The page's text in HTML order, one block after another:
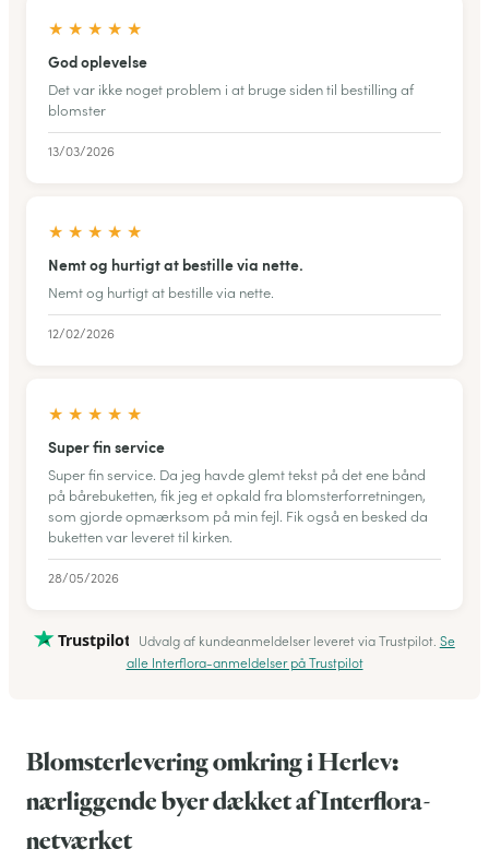
★ ★ ★ ★ ★
God oplevelse
Det var ikke noget problem i at bruge siden til bestilling af
blomster
13/03/2026
★ ★ ★ ★ ★
Nemt og hurtigt at bestille via nette.
Nemt og hurtigt at bestille via nette.
12/02/2026
★ ★ ★ ★ ★
Super fin service
Super fin service. Da jeg havde glemt tekst på det ene bånd
på bårebuketten, fik jeg et opkald fra blomsterforretningen,
som gjorde opmærksom på min fejl. Fik også en besked da
buketten var leveret til kirken.
28/05/2026
Trustpilot Udvalg af kundeanmeldelser leveret via Trustpilot. Se
alle Interflora-anmeldelser på Trustpilot
Blomsterlevering omkring i Herlev:
nærliggende byer dækket af Interflora-
netværket